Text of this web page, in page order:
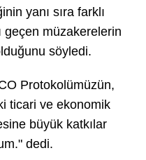
yanı sıra farklı
geçen müzakerelerin
söyledi.
Protokolümüzün,
ticari ve ekonomik
büyük katkılar
dedi.